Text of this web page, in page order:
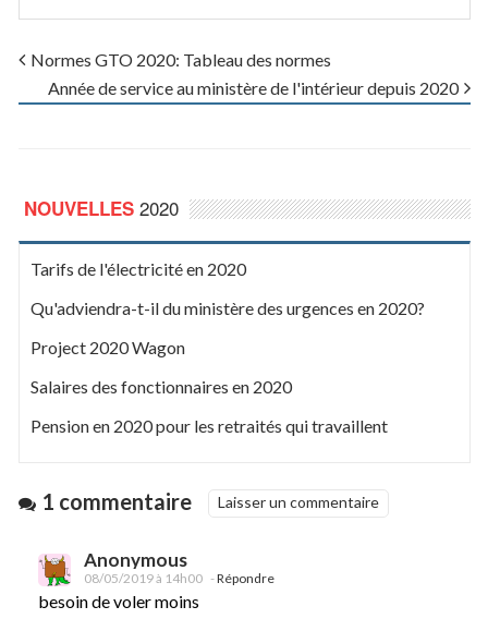
Normes GTO 2020: Tableau des normes
Année de service au ministère de l'intérieur depuis 2020
NOUVELLES2020
Tarifs de l'électricité en 2020
Qu'adviendra-t-il du ministère des urgences en 2020?
Project 2020 Wagon
Salaires des fonctionnaires en 2020
Pension en 2020 pour les retraités qui travaillent
1 commentaire Laisser un commentaire
Anonymous
08/05/2019 à 14h00 -Répondre
besoin de voler moins